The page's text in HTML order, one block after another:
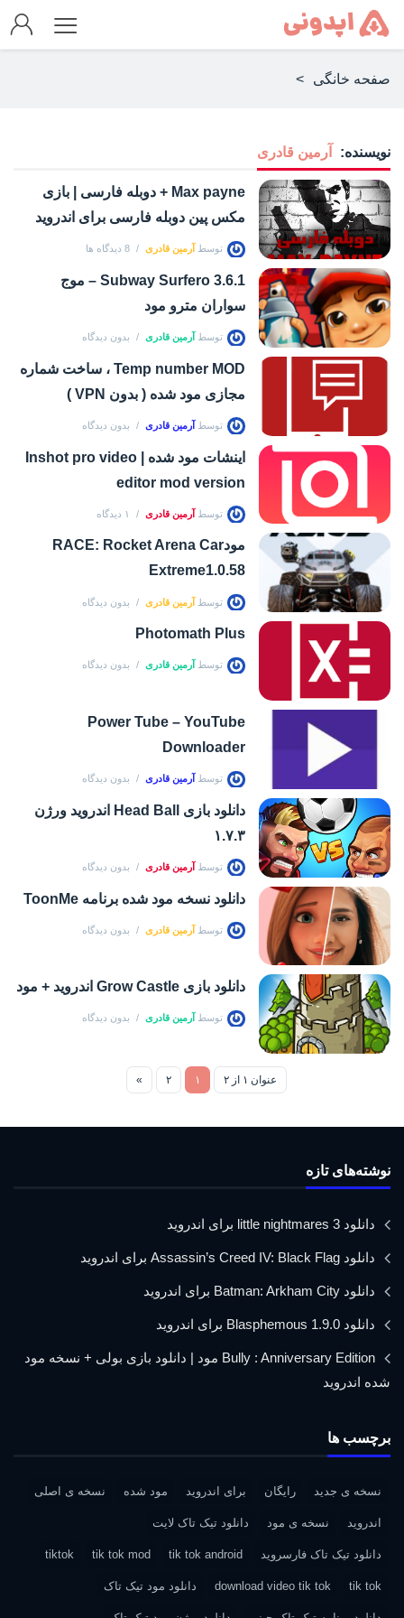
صفحه خانگی >
نویسنده: آرمین قادری
Max payne + دوبله فارسی | بازی
مکس پین دوبله فارسی برای اندروید
توسط آرمین قادری 8 دیدگاه ها
Subway Surfero 3.6.1 – موج
سواران مترو مود
توسط آرمین قادری بدون دیدگاه
Temp number MOD ، ساخت شماره
مجازی مود شده ( بدون VPN )
توسط آرمین قادری بدون دیدگاه
اینشات مود شده | Inshot pro video
editor mod version
توسط آرمین قادری ۱ دیدگاه
مودRACE: Rocket Arena Car
Extreme1.0.58
توسط آرمین قادری بدون دیدگاه
Photomath Plus
توسط آرمین قادری بدون دیدگاه
Power Tube – YouTube
Downloader
توسط آرمین قادری بدون دیدگاه
دانلود بازی Head Ball اندروید ورژن
۱.۷.۳
توسط آرمین قادری بدون دیدگاه
دانلود نسخه مود شده برنامه ToonMe
توسط آرمین قادری بدون دیدگاه
دانلود بازی Grow Castle اندروید + مود
توسط آرمین قادری بدون دیدگاه
عنوان ۱ از ۲ ۱ ۲ »
نوشته‌های تازه
دانلود little nightmares 3 برای اندروید
دانلود Assassin’s Creed IV: Black Flag برای اندروید
دانلود Batman: Arkham City برای اندروید
دانلود Blasphemous 1.9.0 برای اندروید
Bully : Anniversary Edition مود | دانلود بازی بولی + نسخه مود
شده اندروید
برچسب ها
نسخه ی جدید رایگان برای اندروید مود شده نسخه ی اصلی
اندروید نسخه ی مود دانلود تیک تاک لایت
دانلود تیک تاک فارسروید tik tok android
tik tok mod
tiktok
tik tok
download video tik tok دانلود مود تیک تاک